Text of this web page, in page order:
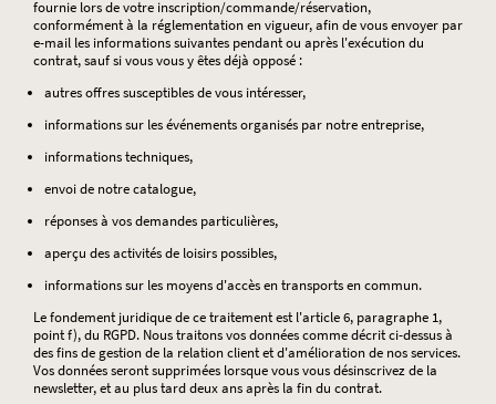
fournie lors de votre inscription/commande/réservation,
conformément à la réglementation en vigueur, afin de vous envoyer par
e-mail les informations suivantes pendant ou après l'exécution du
contrat, sauf si vous vous y êtes déjà opposé :
autres offres susceptibles de vous intéresser,
informations sur les événements organisés par notre entreprise,
informations techniques,
envoi de notre catalogue,
réponses à vos demandes particulières,
aperçu des activités de loisirs possibles,
informations sur les moyens d'accès en transports en commun.
Le fondement juridique de ce traitement est l'article 6, paragraphe 1,
point f), du RGPD. Nous traitons vos données comme décrit ci-dessus à
des fins de gestion de la relation client et d'amélioration de nos services.
Vos données seront supprimées lorsque vous vous désinscrivez de la
newsletter, et au plus tard deux ans après la fin du contrat.